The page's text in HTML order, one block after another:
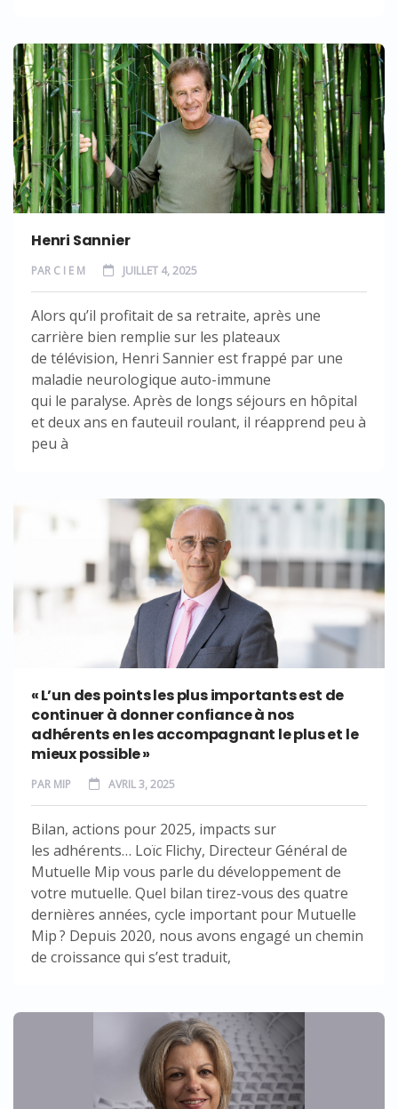
Henri Sannier
PAR C I E M JUILLET 4, 2025
Alors qu’il profitait de sa retraite, après une
carrière bien remplie sur les plateaux
de télévision, Henri Sannier est frappé par une
maladie neurologique auto-immune
qui le paralyse. Après de longs séjours en hôpital
et deux ans en fauteuil roulant, il réapprend peu à
peu à
« L’un des points les plus importants est de
continuer à donner confiance à nos
adhérents en les accompagnant le plus et le
mieux possible »
PAR MIP AVRIL 3, 2025
Bilan, actions pour 2025, impacts sur
les adhérents… Loïc Flichy, Directeur Général de
Mutuelle Mip vous parle du développement de
votre mutuelle. Quel bilan tirez-vous des quatre
dernières années, cycle important pour Mutuelle
Mip ? Depuis 2020, nous avons engagé un chemin
de croissance qui s’est traduit,